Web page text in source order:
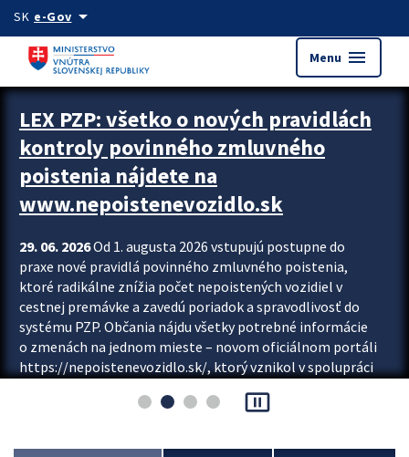
Preskocit na hlavný obsah
SK e-Govarrow_drop_down
Menu menu
Zastavit automatický posun upútavok
LEX PZP: všetko o nových pravidlách
kontroly povinného zmluvného
poistenia nájdete na
www.nepoistenevozidlo.sk
29. 06. 2026Od 1. augusta 2026 vstupujú postupne do
praxe nové pravidlá povinného zmluvného poistenia,
ktoré radikálne znížia počet nepoistených vozidiel v
cestnej premávke a zavedú poriadok a spravodlivosť do
systému PZP. Občania nájdu všetky potrebné informácie
o zmenách na jednom mieste – novom oficiálnom portáli
https://nepoistenevozidlo.sk/, ktorý vznikol v spolupráci
asociácie poisťovní (SLASPO) a Ministerstva vnútra SR.
pause_presentation